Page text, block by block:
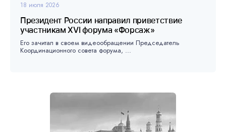
18 июля 2026
Президент России направил приветствие
участникам XVI форума «Форсаж»
Его зачитал в своем видеообращении Председатель
Координационного совета форума, ...